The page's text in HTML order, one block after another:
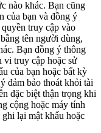
nào khác. Bạn cũng
của bạn và đồng ý
truy cập vào
tên người dùng,
Bạn đồng ý thông
vi truy cập hoặc sử
của bạn hoặc bất kỳ
đảm bảo thoát khỏi tài
đặc biệt thận trọng khi
cộng hoặc máy tính
lại mật khẩu hoặc